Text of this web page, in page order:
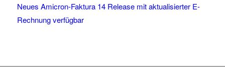
Neues Amicron-Faktura 14 Release mit aktualisierter E-
Rechnung verfügbar